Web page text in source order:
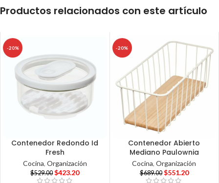
Productos relacionados con este artículo
-20%
Contenedor Redondo Id
Fresh
Cocina, Organización
$529.00 $423.20
-20%
Contenedor Abierto
Mediano Paulownia
Cocina,Organización
$689.00 $551.20